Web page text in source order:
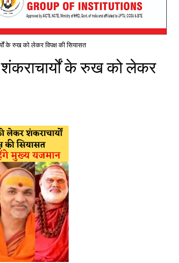
के रुख को लेकर विपक्ष की सियासत
शंकराचार्यों के रुख को लेकर